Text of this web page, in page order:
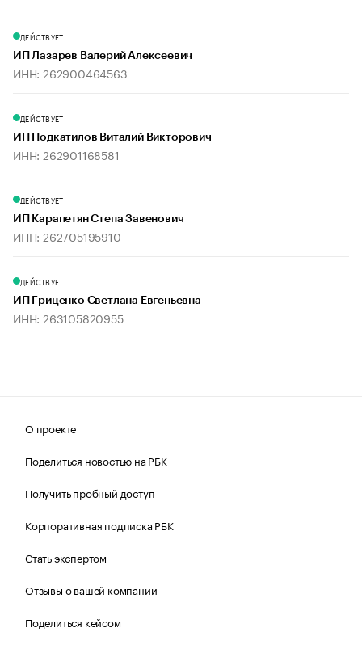
ДЕЙСТВУЕТ
ИП Лазарев Валерий Алексеевич
ИНН: 262900464563
ДЕЙСТВУЕТ
ИП Подкатилов Виталий Викторович
ИНН: 262901168581
ДЕЙСТВУЕТ
ИП Карапетян Степа Завенович
ИНН: 262705195910
ДЕЙСТВУЕТ
ИП Гриценко Светлана Евгеньевна
ИНН: 263105820955
О проекте
Поделиться новостью на РБК
Получить пробный доступ
Корпоративная подписка РБК
Стать экспертом
Отзывы о вашей компании
Поделиться кейсом